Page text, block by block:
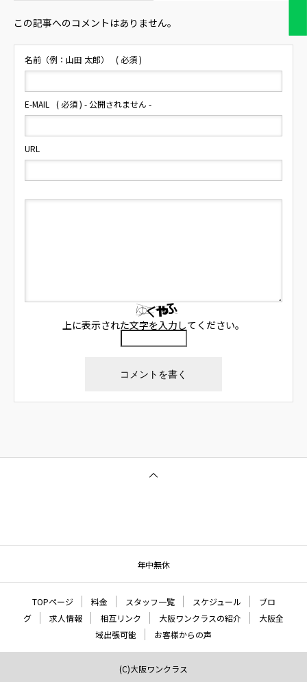
この記事へのコメントはありません。
名前（例：山田 太郎） ( 必須 )
E-MAIL ( 必須 ) - 公開されません -
URL
上に表示された文字を入力してください。
年中無休
TOPページ 料金 スタッフ一覧 スケジュール
ブロ
グ
求人情報 相互リンク 大阪ワンクラスの紹介
大阪全
域出張可能
お客様からの声
(C)大阪ワンクラス